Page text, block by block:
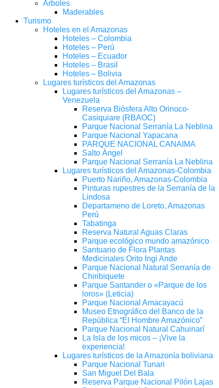
Árboles
Maderables
Turismo
Hoteles en el Amazonas
Hoteles – Colombia
Hoteles – Perú
Hoteles – Ecuador
Hoteles – Brasil
Hoteles – Bolivia
Lugares turísticos del Amazonas
Lugares turísticos del Amazonas –
Venezuela
Reserva Biósfera Alto Orinoco-
Casiquiare (RBAOC)
Parque Nacional Serranía La Neblina
Parque Nacional Yapacana
PARQUE NACIONAL CANAIMA
Salto Ángel
Parque Nacional Serranía La Neblina
Lugares turísticos del Amazonas-Colombia
Puerto Nariño, Amazonas-Colombia
Pinturas rupestres de la Serranía de la
Lindosa
Departameno de Loreto, Amazonas
Perú
Tabatinga
Reserva Natural Aguas Claras
Parque ecológico mundo amazónico
Santuario de Flora Plantas
Medicinales Orito Ingi Ande
Parque Nacional Natural Serranía de
Chiribiquete
Parque Santander o «Parque de los
loros» (Leticia)
Parque Nacional Amacayacú
Museo Etnográfico del Banco de la
República “El Hombre Amazónico”
Parque Nacional Natural Cahuinarí
La Isla de los micos – ¡Vive la
experiencia!
Lugares turísticos de la Amazonía boliviana
Parque Nacional Tunari
San Miguel Del Bala
Reserva Parque Nacional Pilón Lajas